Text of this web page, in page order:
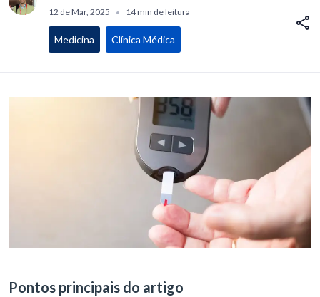
12 de Mar, 2025 • 14 min de leitura
Medicina Clínica Médica
Pontos principais do artigo